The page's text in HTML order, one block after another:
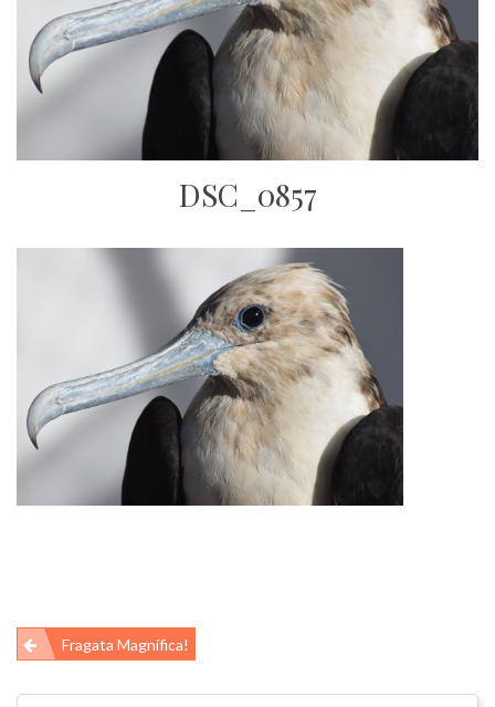
DSC_0857
Navegação
de
Fragata Magnífica!